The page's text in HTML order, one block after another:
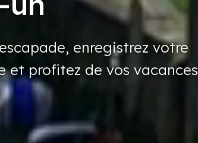
escapade, enregistrez votre
et profitez de vos vacances